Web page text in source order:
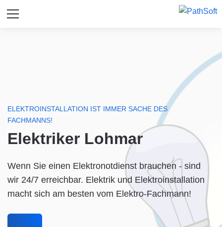
ELEKTROINSTALLATION IST IMMER SACHE DES
FACHMANNS!
Elektriker Lohmar
Wenn Sie einen Elektronotdienst brauchen - sind
wir 24/7 erreichbar. Elektrik und Elektroinstallation
macht sich am besten vom Elektro-Fachmann!